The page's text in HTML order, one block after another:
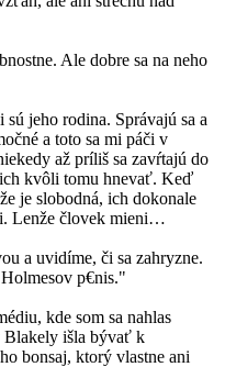
Ale dobre sa na neho
jeho rodina. Správajú sa a
a toto sa mi páči v
až príliš sa zavŕtajú do
kvôli tomu hnevať. Keď
je slobodná, ich dokonale
Lenže človek mieni…
a uvidíme, či sa zahryzne.
p€nis."
kde som sa nahlas
Blakely išla bývať k
bonsaj, ktorý vlastne ani